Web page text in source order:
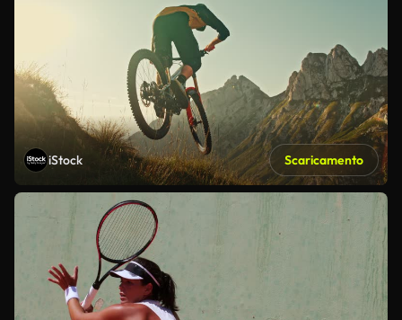
iStock Scaricamento